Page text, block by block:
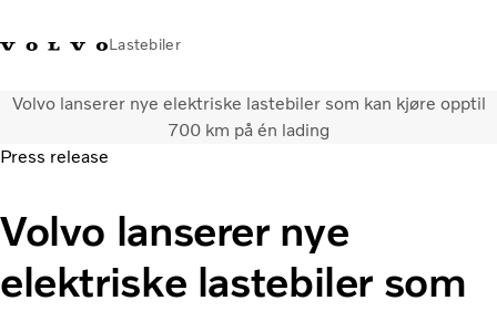
Lastebiler
+47 23 17 66 00FacebookVolvo Trucks MerchandiseLogg på Norge
Alle modeller og drivlinjer
Tjenester
Finn forhandler
Nyheter
Volvo lanserer nye elektriske lastebiler som kan kjøre opptil
700 km på én lading
Press release
Volvo lanserer nye
elektriske lastebiler som